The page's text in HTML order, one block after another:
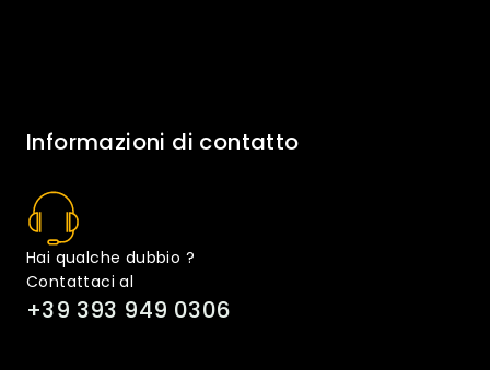
Informazioni di contatto
Hai qualche dubbio ?
Contattaci al
+39 393 949 0306